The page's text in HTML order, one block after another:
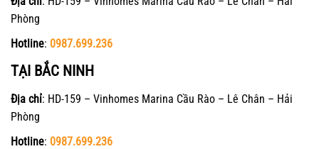
Phòng
Hotline: 0987.699.236
TẠI BẮC NINH
Địa chỉ: HD-159 – Vinhomes Marina Cầu Rào – Lê Chân – Hải
Phòng
Hotline: 0987.699.236